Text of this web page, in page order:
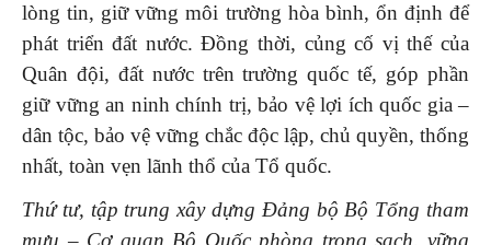
lòng tin, giữ vững môi trường hòa bình, ổn định để
phát triển đất nước. Đồng thời, củng cố vị thế của
Quân đội, đất nước trên trường quốc tế, góp phần
giữ vững an ninh chính trị, bảo vệ lợi ích quốc gia –
dân tộc, bảo vệ vững chắc độc lập, chủ quyền, thống
nhất, toàn vẹn lãnh thổ của Tổ quốc.
Thứ tư, tập trung xây dựng Đảng bộ Bộ Tổng tham
mưu – Cơ quan Bộ Quốc phòng trong sạch, vững